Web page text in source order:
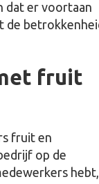
dat er voortaan
de
fruit
fruit en
op de
hebt,